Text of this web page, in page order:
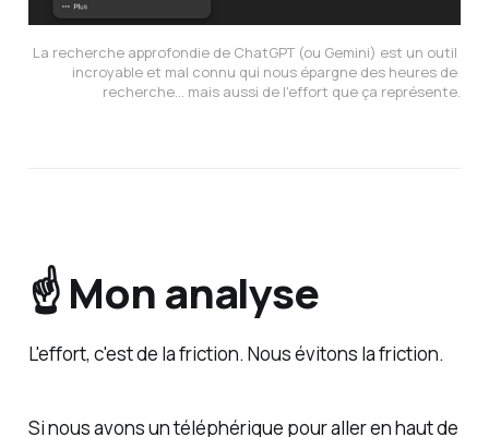
La recherche approfondie de ChatGPT (ou Gemini) est un outil
incroyable et mal connu qui nous épargne des heures de
recherche... mais aussi de l'effort que ça représente.
☝️ Mon analyse
L'effort, c'est de la friction. Nous évitons la friction.
Si nous avons un téléphérique pour aller en haut de